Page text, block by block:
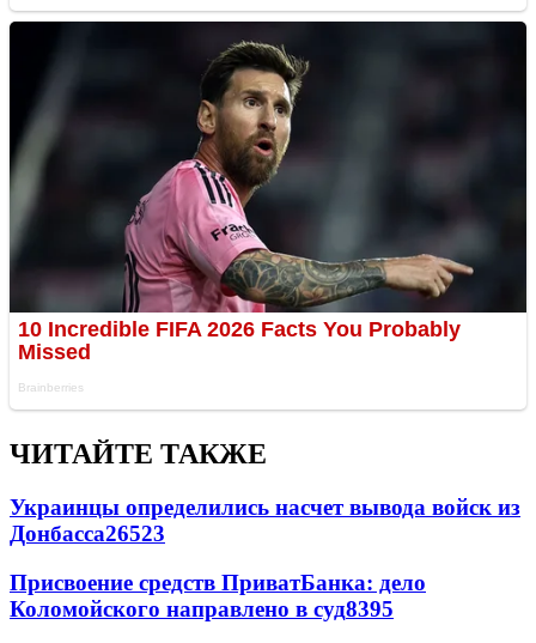
ЧИТАЙТЕ ТАКЖЕ
Украинцы определились насчет вывода войск из
Донбасса26523
Присвоение средств ПриватБанка: дело
Коломойского направлено в суд8395